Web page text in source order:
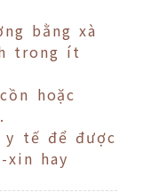
bằng xà
trong ít
hoặc
y tế để được
xin hay